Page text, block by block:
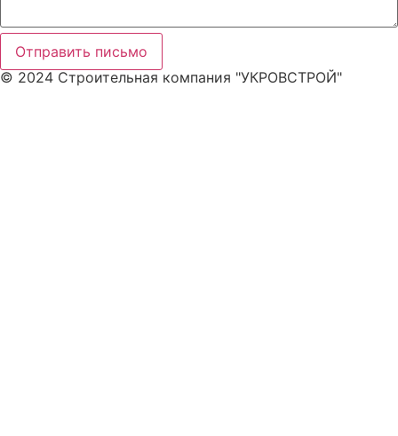
Отправить письмо
© 2024 Строительная компания "УКРОВСТРОЙ"